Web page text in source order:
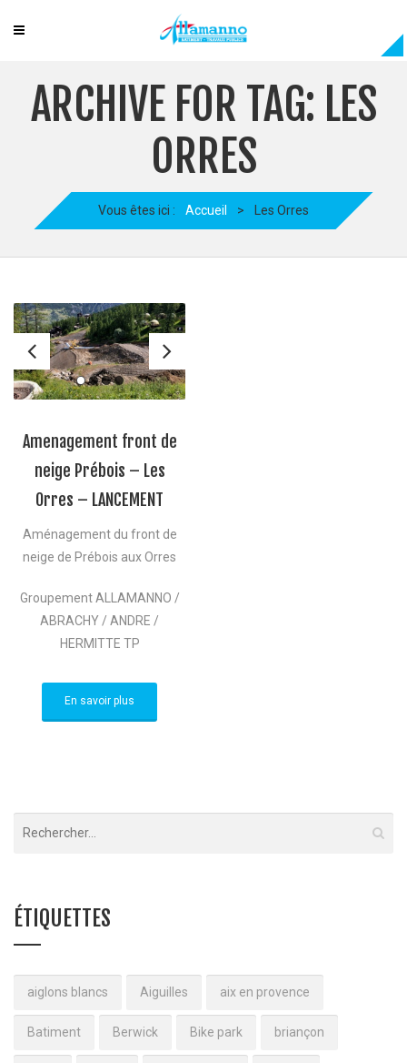
ARCHIVE FOR TAG: LES
ORRES
Vous êtes ici : Accueil > Les Orres
Amenagement front de
neige Prébois – Les
Orres – LANCEMENT
Aménagement du front de
neige de Prébois aux Orres
Groupement ALLAMANNO /
ABRACHY / ANDRE /
HERMITTE TP
En savoir plus
ÉTIQUETTES
aiglons blancs Aiguilles aix en provence
Batiment Berwick Bike park briançon